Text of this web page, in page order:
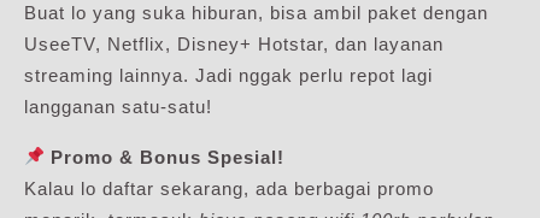
Buat lo yang suka hiburan, bisa ambil paket dengan
UseeTV, Netflix, Disney+ Hotstar, dan layanan
streaming lainnya. Jadi nggak perlu repot lagi
langganan satu-satu!
Promo & Bonus Spesial!
Kalau lo daftar sekarang, ada berbagai promo